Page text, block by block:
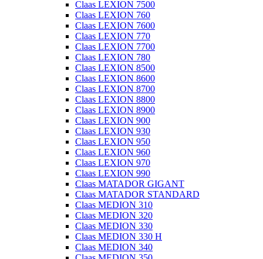
Claas LEXION 7500
Claas LEXION 760
Claas LEXION 7600
Claas LEXION 770
Claas LEXION 7700
Claas LEXION 780
Claas LEXION 8500
Claas LEXION 8600
Claas LEXION 8700
Claas LEXION 8800
Claas LEXION 8900
Claas LEXION 900
Claas LEXION 930
Claas LEXION 950
Claas LEXION 960
Claas LEXION 970
Claas LEXION 990
Claas MATADOR GIGANT
Claas MATADOR STANDARD
Claas MEDION 310
Claas MEDION 320
Claas MEDION 330
Claas MEDION 330 H
Claas MEDION 340